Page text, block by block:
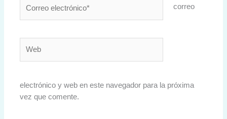
electrónico*
correo
electrónico y web en este navegador para la próxima
vez que comente.